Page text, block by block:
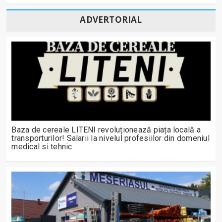
ADVERTORIAL
Baza de cereale LITENI revoluționează piața locală a
transporturilor! Salarii la nivelul profesiilor din domeniul
medical si tehnic